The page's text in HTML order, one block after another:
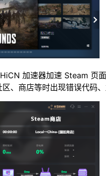
加速器加速 Steam 页
、商店等时出现错误代码